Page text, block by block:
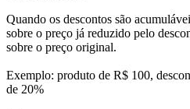
Quando os descontos são
sobre o preço já reduzido pelo
sobre o preço original.
Exemplo: produto de R$ 100,
de 20%